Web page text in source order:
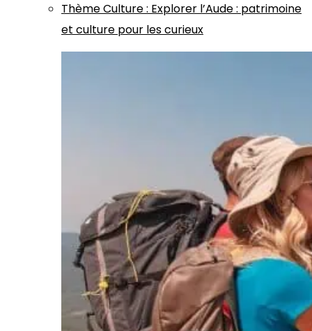
ThèmeCulture: Explorer l’Aude : patrimoine
et culture pour les curieux